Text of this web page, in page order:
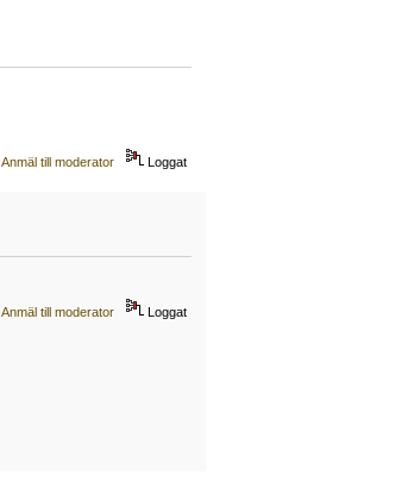
Anmäl till moderator Loggat
Anmäl till moderator Loggat